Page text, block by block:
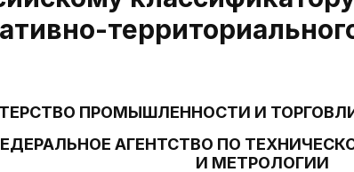
ПРОМЫШЛЕННОСТИ И
АГЕНТСТВО ПО
И МЕТРОЛОГИИ